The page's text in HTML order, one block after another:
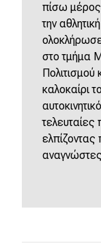
πίσω μέρος
την
στο τμήμα
καλοκαίρι